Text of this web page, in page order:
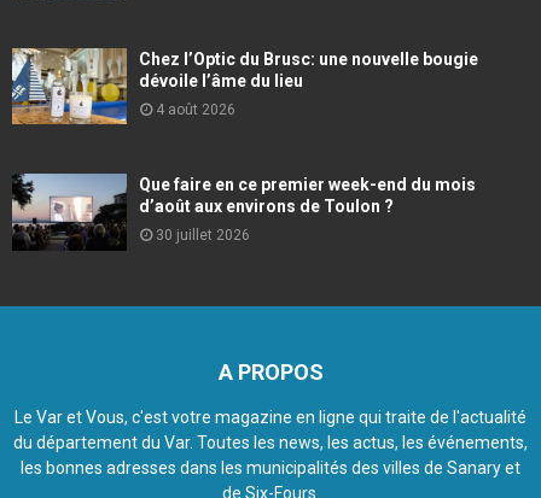
Chez l’Optic du Brusc: une nouvelle bougie
dévoile l’âme du lieu
4 août 2026
Que faire en ce premier week-end du mois
d’août aux environs de Toulon ?
30 juillet 2026
A PROPOS
Le Var et Vous, c'est votre magazine en ligne qui traite de l'actualité
du département du Var. Toutes les news, les actus, les événements,
les bonnes adresses dans les municipalités des villes de Sanary et
de Six-Fours.